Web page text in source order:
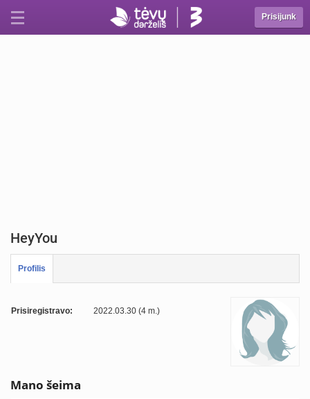
Prisijunk
HeyYou
Profilis
Prisiregistravo: 2022.03.30 (4 m.)
Mano šeima